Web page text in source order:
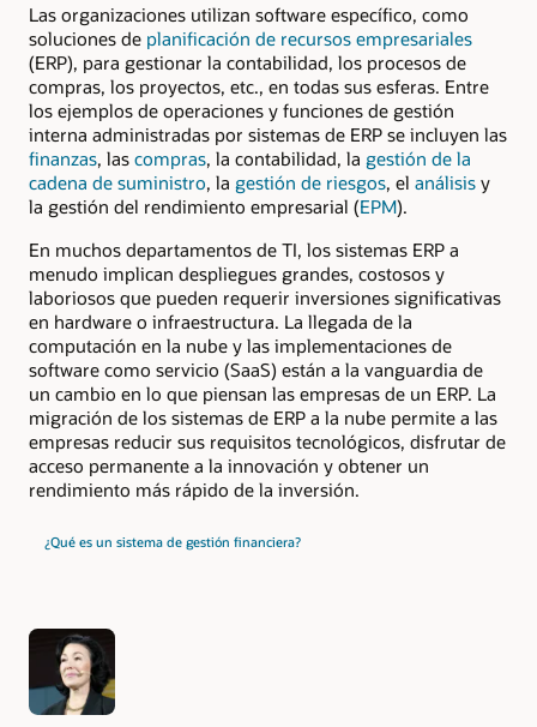
Las organizaciones utilizan software específico, como
soluciones de planificación de recursos empresariales
(ERP), para gestionar la contabilidad, los procesos de
compras, los proyectos, etc., en todas sus esferas. Entre
los ejemplos de operaciones y funciones de gestión
interna administradas por sistemas de ERP se incluyen las
finanzas, las compras, la contabilidad, la gestión de la
cadena de suministro, la gestión de riesgos, el análisis y
la gestión del rendimiento empresarial (EPM).
En muchos departamentos de TI, los sistemas ERP a
menudo implican despliegues grandes, costosos y
laboriosos que pueden requerir inversiones significativas
en hardware o infraestructura. La llegada de la
computación en la nube y las implementaciones de
software como servicio (SaaS) están a la vanguardia de
un cambio en lo que piensan las empresas de un ERP. La
migración de los sistemas de ERP a la nube permite a las
empresas reducir sus requisitos tecnológicos, disfrutar de
acceso permanente a la innovación y obtener un
rendimiento más rápido de la inversión.
¿Qué es un sistema de gestión financiera?